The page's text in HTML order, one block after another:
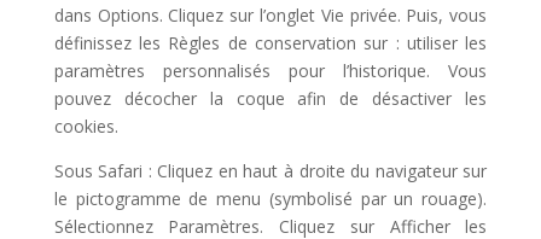
dans Options. Cliquez sur l’onglet Vie privée. Puis, vous
définissez les Règles de conservation sur : utiliser les
paramètres personnalisés pour l’historique. Vous
pouvez décocher la coque afin de désactiver les
cookies.
Sous Safari : Cliquez en haut à droite du navigateur sur
le pictogramme de menu (symbolisé par un rouage).
Sélectionnez Paramètres. Cliquez sur Afficher les